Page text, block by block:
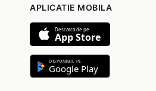
APLICATIE MOBILA
Descarca de pe
App Store
DISPONIBIL PE
Google Play